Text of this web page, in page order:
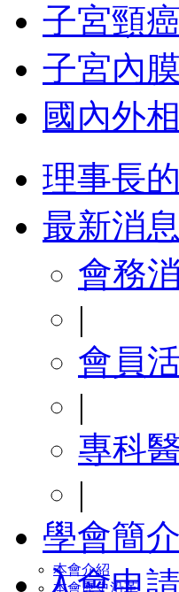
子宮頸癌
子宮內
國內外
理事長
最新消息
會務
|
會員
|
專科
|
學會簡介
本會介紹
本會歷史沿革
入會申請